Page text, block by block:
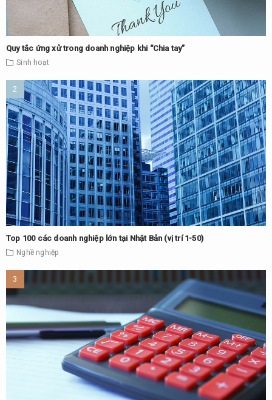
Quy tắc ứng xử trong doanh nghiệp khi “Chia tay”
Sinh hoạt
Top 100 các doanh nghiệp lớn tại Nhật Bản (vị trí 1-50)
Nghề nghiệp